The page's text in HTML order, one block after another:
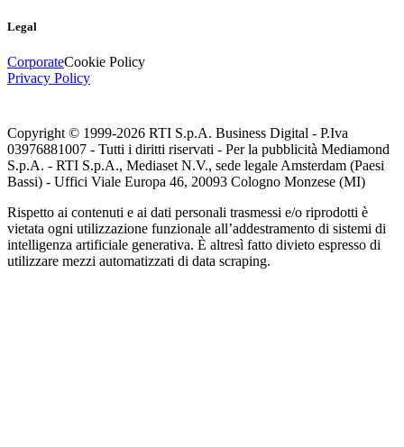
Legal
CorporateCookie Policy
Privacy Policy
Copyright © 1999-2026 RTI S.p.A. Business Digital - P.Iva
03976881007 - Tutti i diritti riservati - Per la pubblicità Mediamond
S.p.A. - RTI S.p.A., Mediaset N.V., sede legale Amsterdam (Paesi
Bassi) - Uffici Viale Europa 46, 20093 Cologno Monzese (MI)
Rispetto ai contenuti e ai dati personali trasmessi e/o riprodotti è
vietata ogni utilizzazione funzionale all’addestramento di sistemi di
intelligenza artificiale generativa. È altresì fatto divieto espresso di
utilizzare mezzi automatizzati di data scraping.